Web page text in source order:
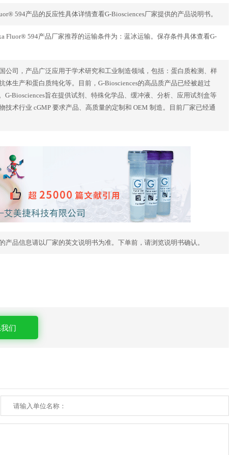
594产品的反应性具体详情查看G-Biosciences厂家提供的产品说明书。
Fluor® 594产品厂家推荐的运输条件为：蓝冰运输。保存条件具体查看G-
公司，产品广泛应用于学术研究和工业制造领域，包括：蛋白质检测、样
生产和蛋白质纯化等。目前，G-Biosciences的高品质产品已经被超过
Biosciences旨在提供试剂、特殊化学品、缓冲液、分析、应用试剂盒等
技术行业 cGMP 要求产品、高质量的定制和 OEM 制造。目前厂家已经通
品信息请以厂家的英文说明书为准。下单前，请浏览说明书确认。
们